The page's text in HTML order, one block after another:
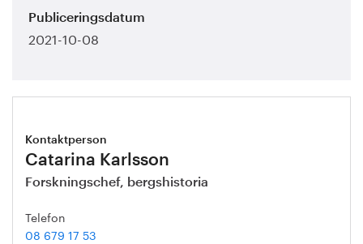
Publiceringsdatum
2021-10-08
Kontaktperson
Catarina Karlsson
Forskningschef, bergshistoria
Telefon
08 679 17 53